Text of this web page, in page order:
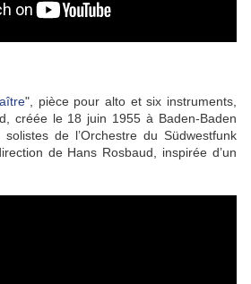
", pièce pour alto et six instruments,
créée le 18 juin 1955 à Baden-Baden
de l’Orchestre du Südwestfunk
de Hans Rosbaud, inspirée d’un